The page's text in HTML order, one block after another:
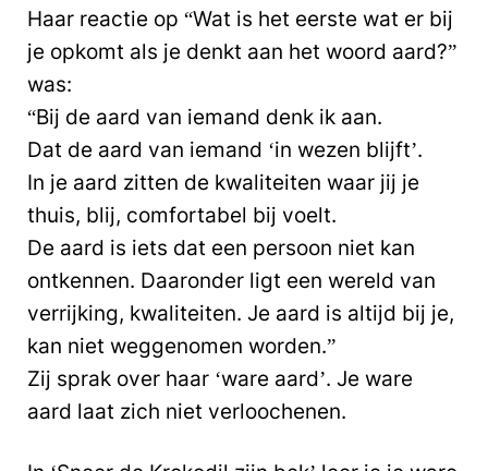
Haar reactie op “Wat is het eerste wat er bij
je opkomt als je denkt aan het woord aard?”
was:
“Bij de aard van iemand denk ik aan.
Dat de aard van iemand ‘in wezen blijft’.
In je aard zitten de kwaliteiten waar jij je
thuis, blij, comfortabel bij voelt.
De aard is iets dat een persoon niet kan
ontkennen. Daaronder ligt een wereld van
verrijking, kwaliteiten. Je aard is altijd bij je,
kan niet weggenomen worden.”
Zij sprak over haar ‘ware aard’. Je ware
aard laat zich niet verloochenen.